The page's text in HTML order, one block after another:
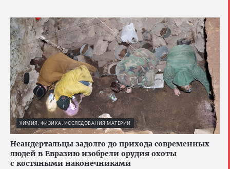
ХИМИЯ, ФИЗИКА, ИССЛЕДОВАНИЯ МАТЕРИИ
Неандертальцы задолго до прихода современных
людей в Евразию изобрели орудия охоты
с костяными наконечниками